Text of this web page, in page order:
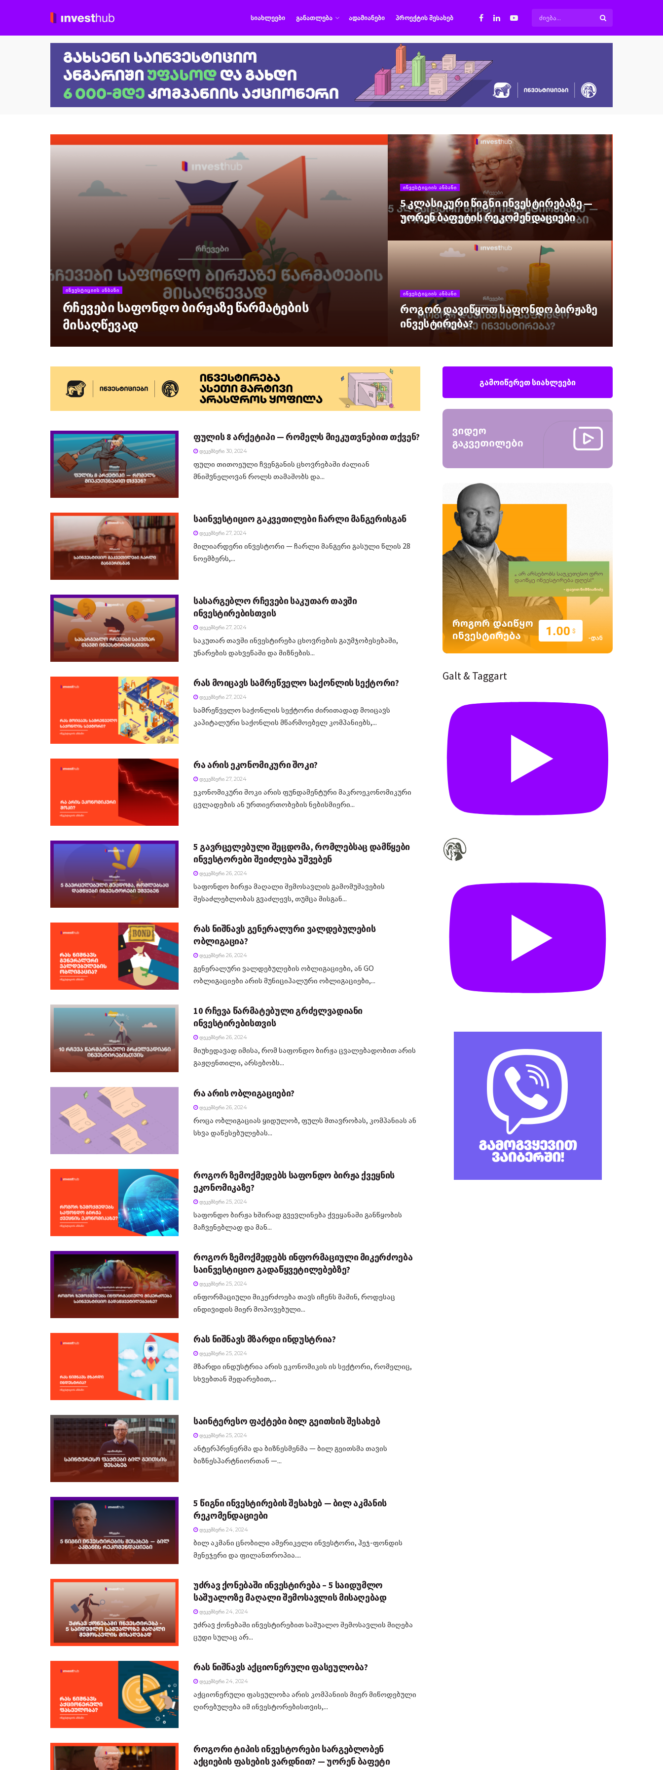
Investhub.ge
ᲡᲘᲐᲮᲚᲔᲔᲑᲘ ᲒᲐᲜᲐᲗᲚᲔᲑᲐ ᲐᲓᲐᲛᲘᲐᲜᲔᲑᲘ ᲞᲠᲝᲔᲥᲢᲘᲡ ᲨᲔᲡᲐᲮᲔᲑ
ᲘᲜᲕᲔᲡᲢᲘᲪᲘᲘᲡ ᲐᲜᲑᲐᲜᲘ
რჩევები საფონდო ბირჟაზე წარმატების
მისაღწევად
ᲘᲜᲕᲔᲡᲢᲘᲪᲘᲘᲡ ᲐᲜᲑᲐᲜᲘ
5 კლასიკური წიგნი ინვესტირებაზე —
უორენ ბაფეტის რეკომენდაციები
ᲘᲜᲕᲔᲡᲢᲘᲪᲘᲘᲡ ᲐᲜᲑᲐᲜᲘ
როგორ დავიწყოთ საფონდო ბირჟაზე
ინვესტირება?
ფულის 8 არქეტიპი — რომელს მიეკუთვნებით თქვენ?
ᲓᲔᲙᲔᲛᲑᲔᲠᲘ 30, 2024
ფული თითოეული ჩვენგანის ცხოვრებაში ძალიან
მნიშვნელოვან როლს თამაშობს და...
საინვესტიციო გაკვეთილები ჩარლი მანგერისგან
ᲓᲔᲙᲔᲛᲑᲔᲠᲘ 27, 2024
მილიარდერი ინვესტორი — ჩარლი მანგერი გასული წლის 28
ნოემბერს,...
სასარგებლო რჩევები საკუთარ თავში
ინვესტირებისთვის
ᲓᲔᲙᲔᲛᲑᲔᲠᲘ 27, 2024
საკუთარ თავში ინვესტირება ცხოვრების გაუმჯობესებაში,
უნარების დახვეწაში და მიზნების...
რას მოიცავს სამრეწველო საქონლის სექტორი?
ᲓᲔᲙᲔᲛᲑᲔᲠᲘ 27, 2024
სამრეწველო საქონლის სექტორი ძირითადად მოიცავს
კაპიტალური საქონლის მწარმოებელ კომპანიებს,...
რა არის ეკონომიკური შოკი?
ᲓᲔᲙᲔᲛᲑᲔᲠᲘ 27, 2024
ეკონომიკური შოკი არის ფუნდამენტური მაკროეკონომიკური
ცვლადების ან ურთიერთობების ნებისმიერი...
5 გავრცელებული შეცდომა, რომლებსაც დამწყები
ინვესტორები შეიძლება უშვებენ
ᲓᲔᲙᲔᲛᲑᲔᲠᲘ 26, 2024
საფონდო ბირჟა მაღალი შემოსავლის გამომუშავების
შესაძლებლობას გვაძლევს, თუმცა მისგან...
რას ნიშნავს გენერალური ვალდებულების
ობლიგაცია?
ᲓᲔᲙᲔᲛᲑᲔᲠᲘ 26, 2024
გენერალური ვალდებულების ობლიგაციები, ან GO
ობლიგაციები არის მუნიციპალური ობლიგაციები,...
10 რჩევა წარმატებული გრძელვადიანი
ინვესტირებისთვის
ᲓᲔᲙᲔᲛᲑᲔᲠᲘ 26, 2024
მიუხედავად იმისა, რომ საფონდო ბირჟა ცვალებადობით არის
გაჟღენთილი, არსებობს...
რა არის ობლიგაციები?
ᲓᲔᲙᲔᲛᲑᲔᲠᲘ 26, 2024
როცა ობლიგაციას ყიდულობ, ფულს მთავრობას, კომპანიას ან
სხვა დაწესებულებას...
როგორ ზემოქმედებს საფონდო ბირჟა ქვეყნის
ეკონომიკაზე?
ᲓᲔᲙᲔᲛᲑᲔᲠᲘ 25, 2024
საფონდო ბირჟა ხშირად გვევლინება ქვეყანაში განწყობის
მაჩვენებლად და მან...
როგორ ზემოქმედებს ინფორმაციული მიკერძოება
საინვესტიციო გადაწყვეტილებებზე?
ᲓᲔᲙᲔᲛᲑᲔᲠᲘ 25, 2024
ინფორმაციული მიკერძოება თავს იჩენს მაშინ, როდესაც
ინდივიდის მიერ მოპოვებული...
რას ნიშნავს მზარდი ინდუსტრია?
ᲓᲔᲙᲔᲛᲑᲔᲠᲘ 25, 2024
მზარდი ინდუსტრია არის ეკონომიკის ის სექტორი, რომელიც,
სხვებთან შედარებით,...
საინტერესო ფაქტები ბილ გეითსის შესახებ
ᲓᲔᲙᲔᲛᲑᲔᲠᲘ 25, 2024
ანტერპრენერმა და ბიზნესმენმა — ბილ გეითსმა თავის
ბიზნესპარტნიორთან —...
5 წიგნი ინვესტირების შესახებ — ბილ აკმანის
რეკომენდაციები
ᲓᲔᲙᲔᲛᲑᲔᲠᲘ 24, 2024
ბილ აკმანი ცნობილი ამერიკელი ინვესტორი, ჰეჯ-ფონდის
მენეჯერი და ფილანთროპია....
უძრავ ქონებაში ინვესტირება – 5 საიდუმლო
საშუალოზე მაღალი შემოსავლის მისაღებად
ᲓᲔᲙᲔᲛᲑᲔᲠᲘ 24, 2024
უძრავ ქონებაში ინვესტირებით საშუალო შემოსავლის მიღება
ცუდი სულაც არ...
რას ნიშნავს აქციონერული ფასეულობა?
ᲓᲔᲙᲔᲛᲑᲔᲠᲘ 24, 2024
აქციონერული ფასეულობა არის კომპანიის მიერ მიწოდებული
ღირებულება იმ ინვესტორებისთვის,...
როგორი ტიპის ინვესტორები სარგებლობენ
აქციების ფასების ვარდნით? — უორენ ბაფეტი
გამოიწერეთ სიახლეები
Galt & Taggart